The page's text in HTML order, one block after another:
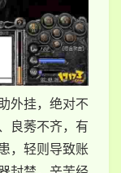
外挂，绝对不
良莠不齐，有
，轻则导致账